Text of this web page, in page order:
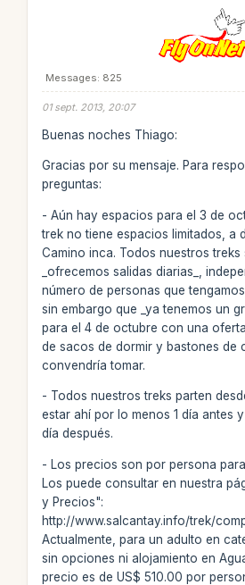
Messages: 825
01 sept. 2013, 20:07
Buenas noches Thiago:
Gracias por su mensaje. Para
preguntas:
- Aún hay espacios para el 3 de
trek no tiene espacios limitados, a
Camino inca. Todos nuestros
_ofrecemos salidas diarias_,
número de personas que
sin embargo que _ya tenemos un
para el 4 de octubre con una
de sacos de dormir y bastones de
convendría tomar.
- Todos nuestros treks parten
estar ahí por lo menos 1 día antes
día después.
- Los precios son por persona
Los puede consultar en nuestra
y Precios":
http://www.salcantay.info/trek/
Actualmente, para un adulto en
sin opciones ni alojamiento en
precio es de US$ 510.00 por